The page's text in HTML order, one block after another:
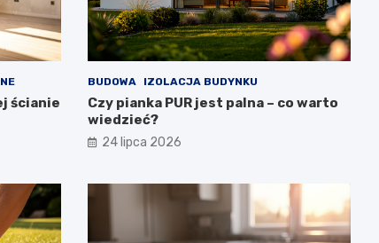
ścianie
BUDOWA IZOLACJA BUDYNKU
Czy pianka PUR jest palna – co warto
wiedzieć?
24 lipca 2026